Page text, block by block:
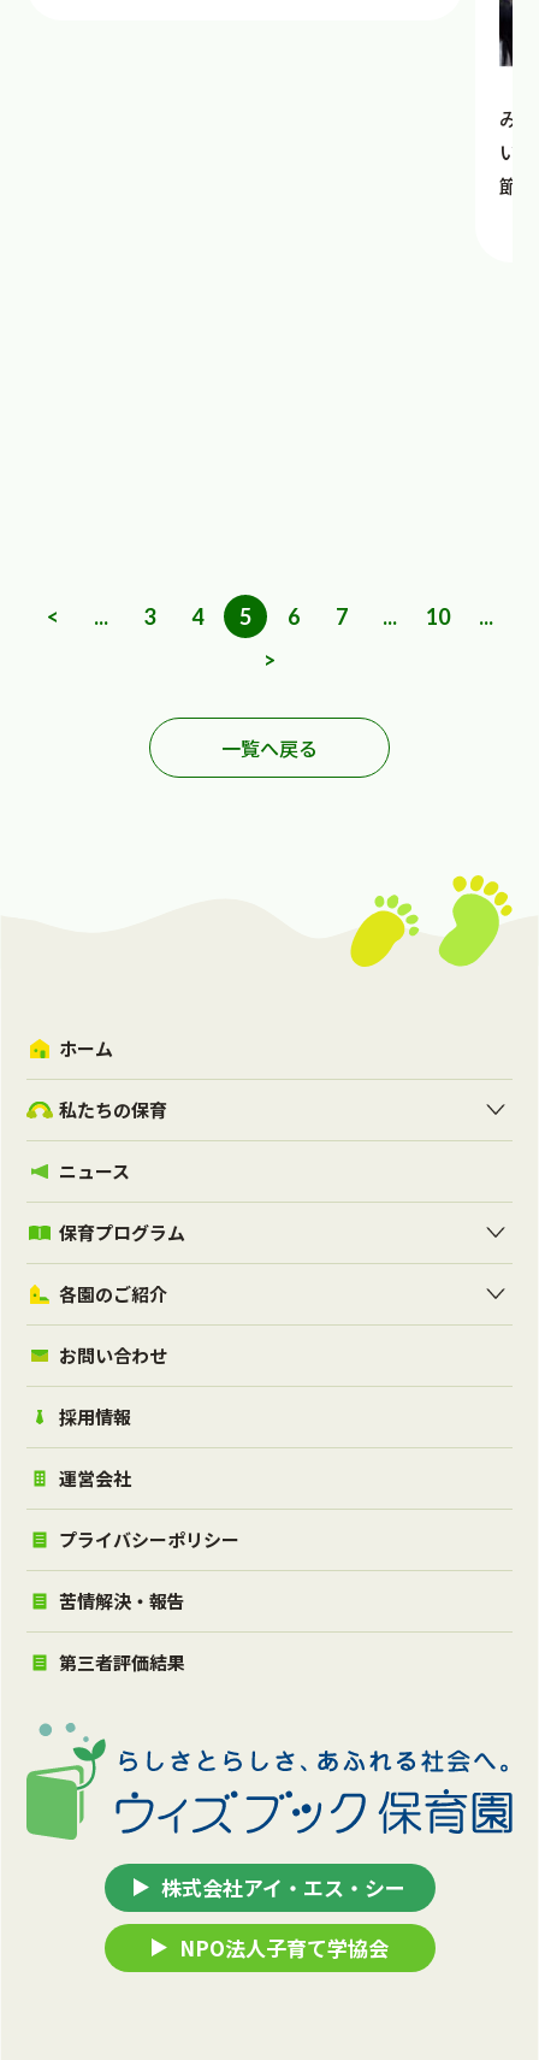
み
い
節
< ... 3 4 5 6 7 ... 10
...
>
一覧へ戻る
株式会社アイ・エス・シー
NPO法人子育て学協会
ホーム
私たちの保育
ニュース
保育プログラム
各園のご紹介
お問い合わせ
採用情報
運営会社
プライバシーポリシー
苦情解決・報告
第三者評価結果